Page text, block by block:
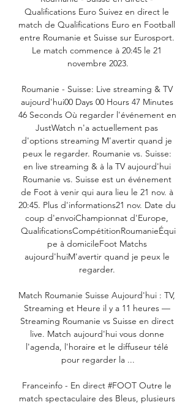
Qualifications Euro Suivez en direct le
match de Qualifications Euro en Football
entre Roumanie et Suisse sur Eurosport.
Le match commence à 20:45 le 21
novembre 2023.
Roumanie - Suisse: Live streaming & TV
aujourd'hui00 Days 00 Hours 47 Minutes
46 Seconds Où regarder l'événement en
JustWatch n'a actuellement pas
d'options streaming M'avertir quand je
peux le regarder. Roumanie vs. Suisse:
en live streaming & à la TV aujourd'hui
Roumanie vs. Suisse est un événement
de Foot à venir qui aura lieu le 21 nov. à
20:45. Plus d'informations21 nov. Date du
coup d'envoiChampionnat d'Europe,
QualificationsCompétitionRoumanieÉqui
pe à domicileFoot Matchs
aujourd'huiM'avertir quand je peux le
regarder.
Match Roumanie Suisse Aujourd'hui : TV,
Streaming et Heure il y a 11 heures —
Streaming Roumanie vs Suisse en direct
live. Match aujourd'hui vous donne
l'agenda, l'horaire et le diffuseur télé
pour regarder la ...
Franceinfo - En direct #FOOT Outre le
match spectaculaire des Bleus, plusieurs